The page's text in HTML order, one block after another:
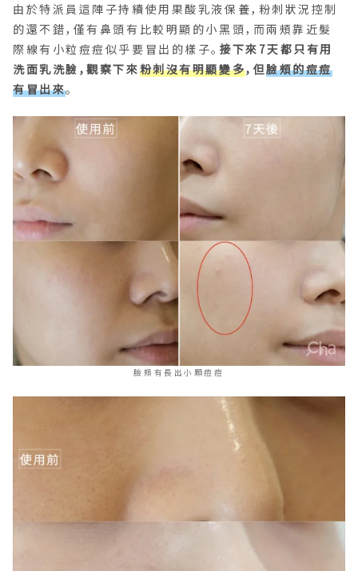
由於特派員這陣子持續使用果酸乳液保養，粉刺狀況控制
的還不錯，僅有鼻頭有比較明顯的小黑頭，而兩頰靠近髮
際線有小粒痘痘似乎要冒出的樣子。 接下來7天都只有用
洗面乳洗臉，觀察下來粉刺沒有明顯變多，但臉頰的痘痘
有冒出來。
臉頰有長出小顆痘痘